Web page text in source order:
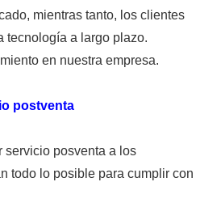
mientras tanto, los clientes
tecnología a largo plazo.
en nuestra empresa.
postventa
servicio posventa a los
todo lo posible para cumplir con